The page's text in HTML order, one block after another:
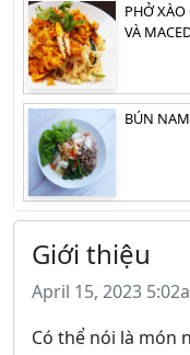
PHỞ
VÀ
BÚN
Giới thiệu
April 15, 2023
Có thể nói là món